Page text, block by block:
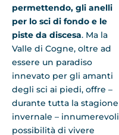
permettendo, gli anelli
per lo sci di fondo e le
piste da discesa. Ma la
Valle di Cogne, oltre ad
essere un paradiso
innevato per gli amanti
degli sci ai piedi, offre –
durante tutta la stagione
invernale – innumerevoli
possibilità di vivere